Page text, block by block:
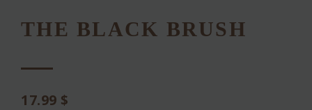
THE BLACK BRUSH
17.99 $